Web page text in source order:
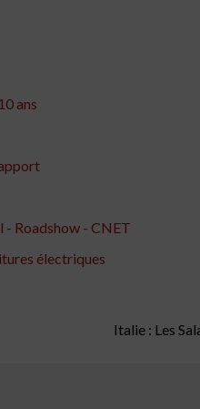
ans
- Roadshow - CNET
électriques
Italie : Les